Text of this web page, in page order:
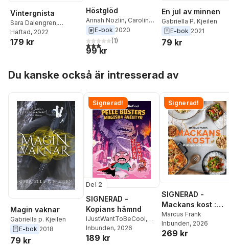
Vintergnista
Sara Dalengren,
Gabriella P. Kjeilen
Emelie Beijer
Häftad, 2022
179 kr
Höstglöd
Annah Nozlin, Caroline
Hurtig,Sara Dalengren
Madelene Lundvall
Emelie Beijer
Granberg,Melanie
Kjeilen,Tara Turcinovic
Sofia Almå,Beatrice
Tyrenberg,Isabella
Lundberg
E-bok 2020
3,0utav 5 stjärnor. Totalt antal röster:
(1)
99 kr
En jul av minnen
Gabriella P. Kjeilen
E-bok 2021
79 kr
Du kanske också är intresserad av
Magin vaknar
Gabriella p. Kjeilen
E-bok 2018
79 kr
Signerad!
Del 2
SIGNERAD -
Kopians hämnd
IJustWantToBeCool,
Joel Adolphson
Ejdemo Beer
Inbunden, 2026
189 kr
Signerad!
SIGNERAD -
Mackans kost :
Middagar och
matlådor
Marcus Frank
Inbunden, 2026
269 kr